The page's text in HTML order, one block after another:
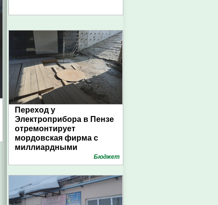
Переход у
Электроприбора в Пензе
отремонтирует
мордовская фирма с
миллиардными
Бюджет